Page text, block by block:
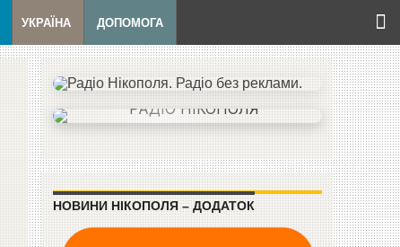
УКРАЇНА ДОПОМОГА
НОВИНИ НІКОПОЛЯ – ДОДАТОК